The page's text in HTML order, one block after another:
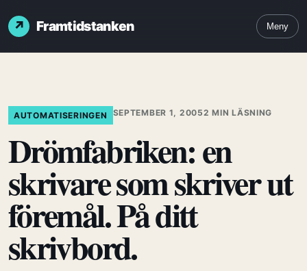
Framtidstanken Meny
AUTOMATISERINGEN SEPTEMBER 1, 20052 MIN LÄSNING
Drömfabriken: en
skrivare som skriver ut
föremål. På ditt
skrivbord.